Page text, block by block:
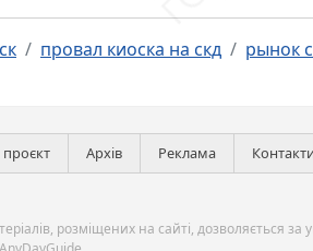
провал киоска на скд рынок
Архів Реклама Контакти
розміщених на сайті, дозволяється